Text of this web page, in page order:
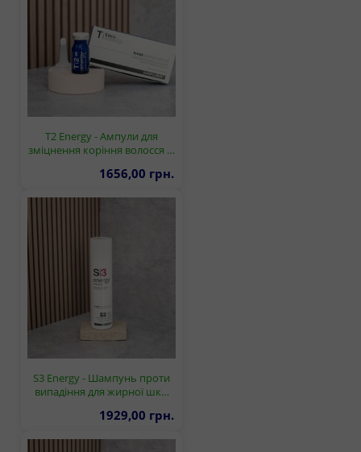
T2 Energy - Ампули для
зміцнення коріння волосся …
1656,00 грн.
S3 Energy - Шампунь проти
випадіння для жирної шк…
1929,00 грн.